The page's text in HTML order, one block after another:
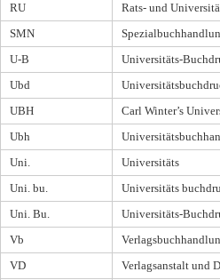
RU Rats- und
SMN
U-B Universitäts-
Ubd
UBH Carl Winter’s
Ubh
Uni. Universitäts
Uni. bu. Universitäts
Uni. Bu. Universitäts-
Vb
VD Verlagsanstalt und